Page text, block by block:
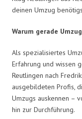
deinen Umzug
Warum gerade
Als spezialisiertes
Erfahrung und wissen
Reutlingen nach
ausgebildeten Profis,
Umzugs auskennen –
hin zur Durchführung.